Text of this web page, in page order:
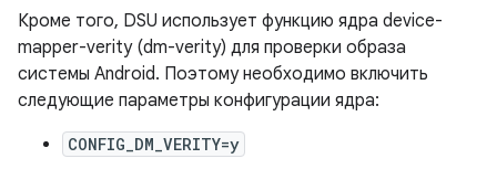
Кроме того, DSU использует функцию ядра device-
mapper-verity (dm-verity) для проверки образа
системы Android. Поэтому необходимо включить
следующие параметры конфигурации ядра:
CONFIG_DM_VERITY=y